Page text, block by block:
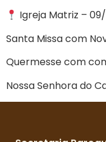
Igreja Matriz –
Santa Missa com
Quermesse com
Nossa Senhora do